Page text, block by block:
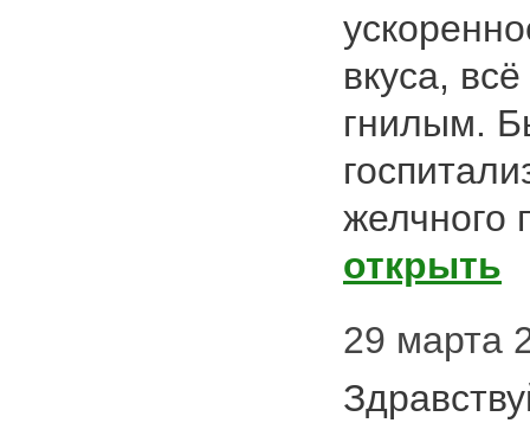
вкуса,
гнилым.
желчного
открыть
29 марта